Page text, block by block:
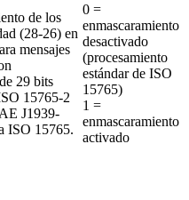
de los
(28-26) en
mensajes
29 bits
15765-2
J1939-
ISO 15765.
0 =
enmascaramiento
desactivado
(procesamiento
estándar de ISO
15765)
1 =
enmascaramiento
activado